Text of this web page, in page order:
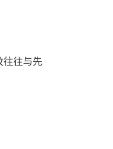
往往与先